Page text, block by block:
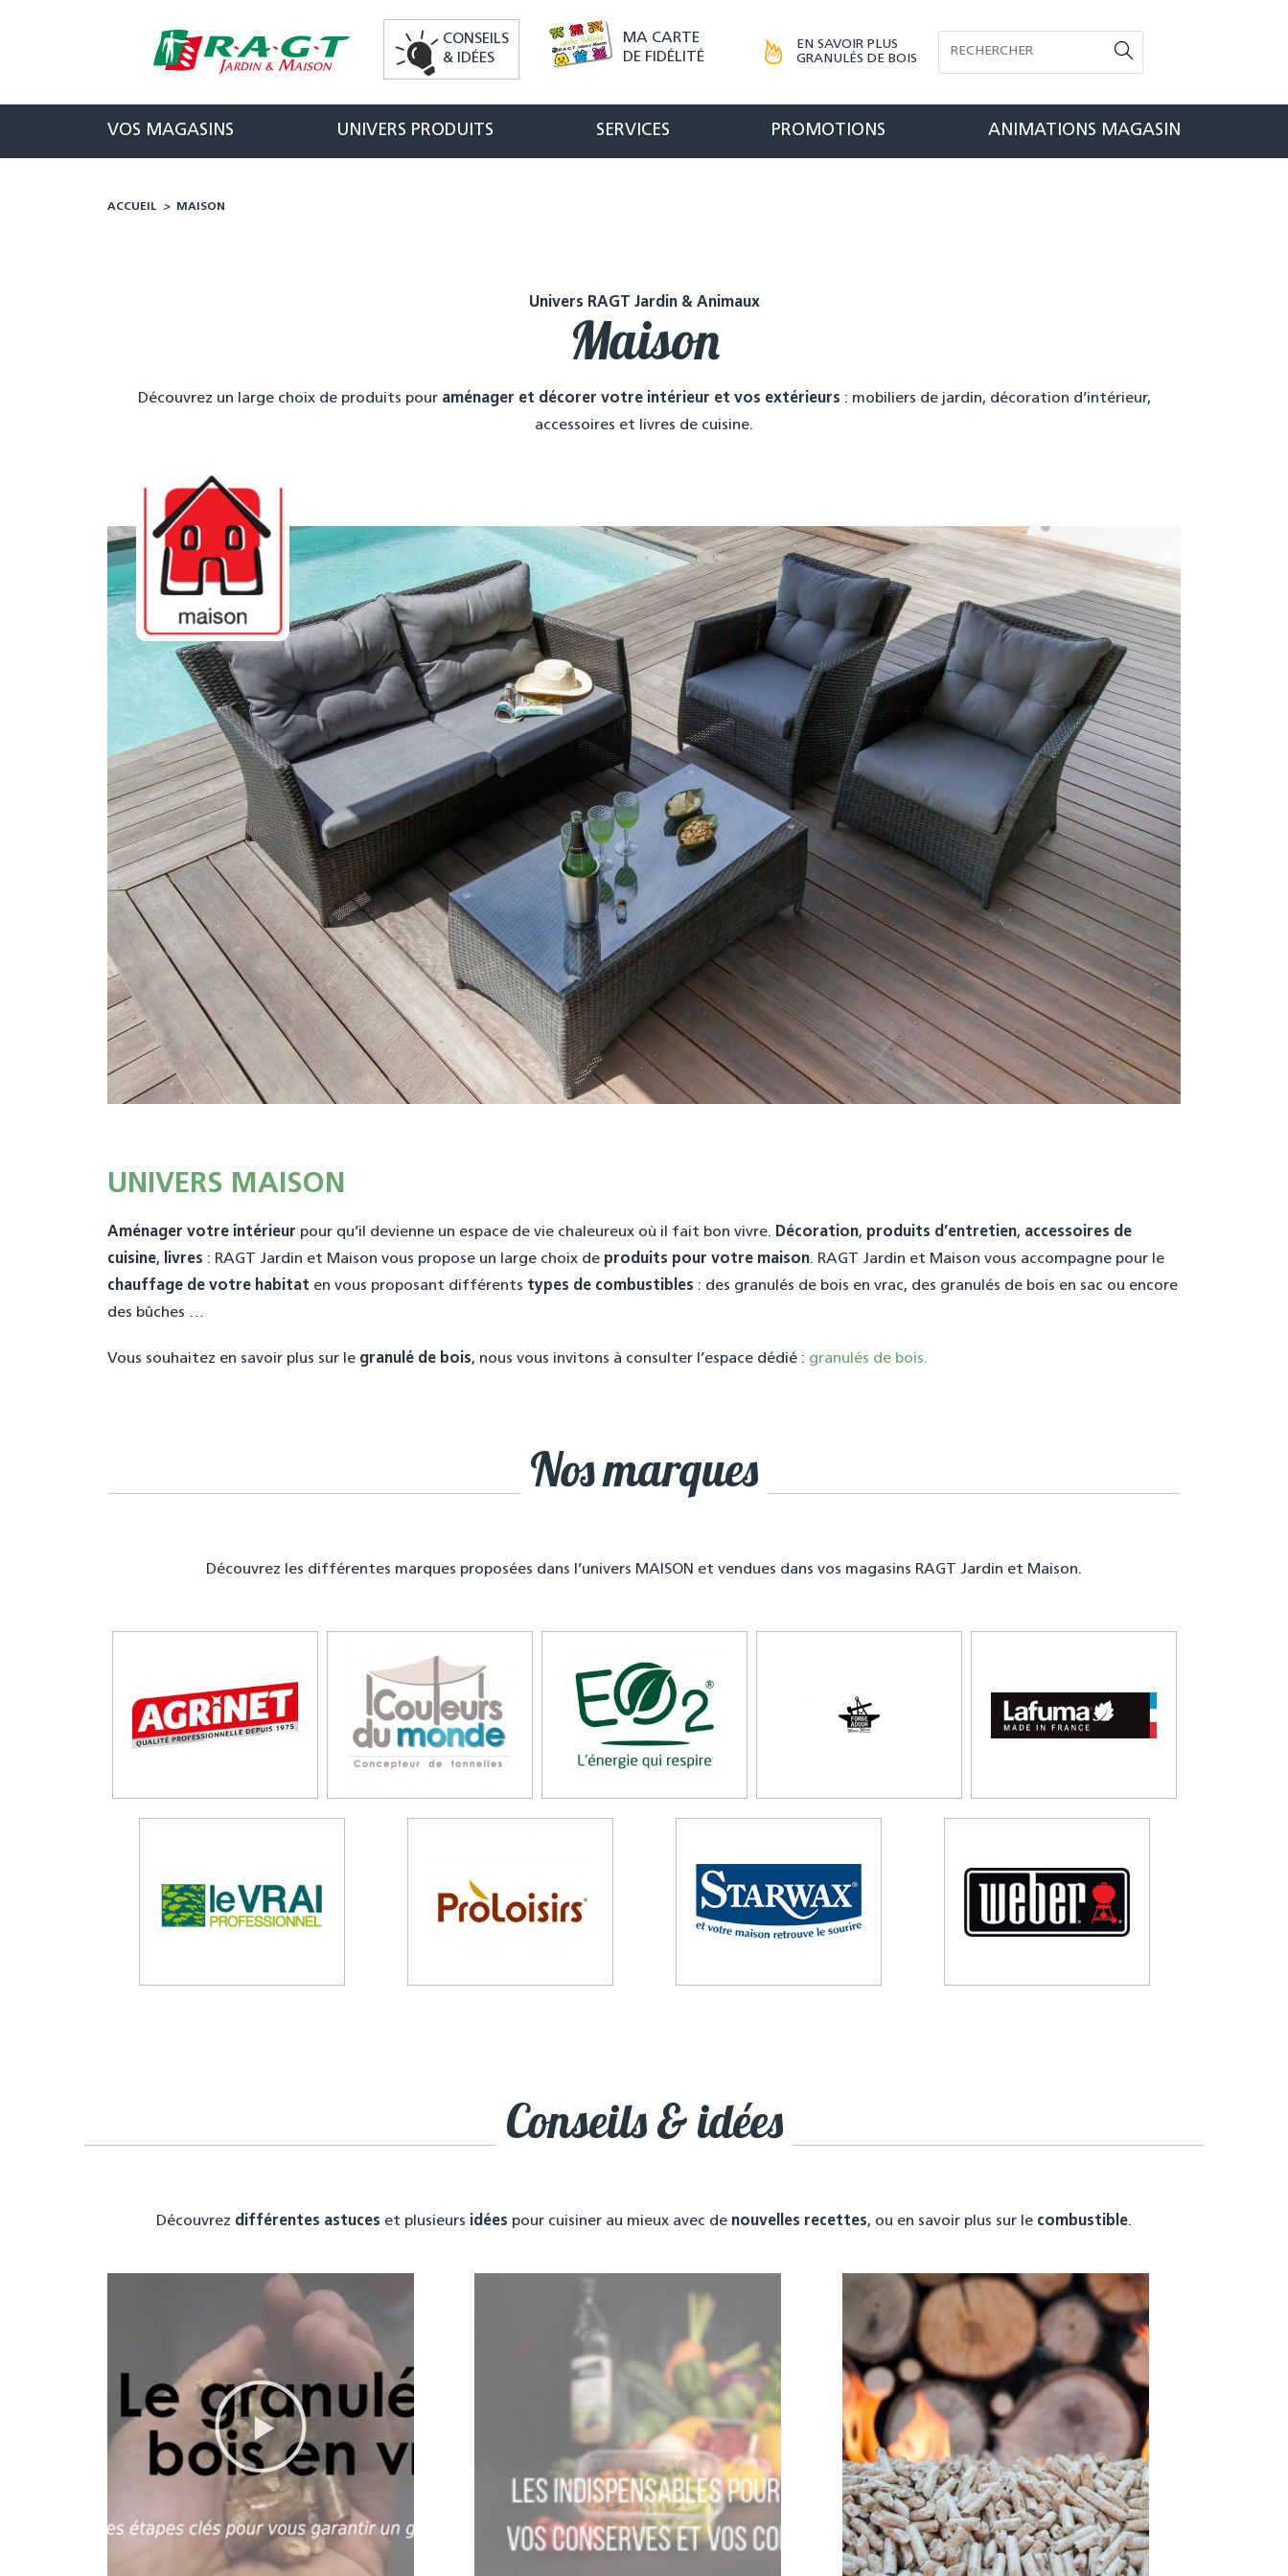
CONSEILS
& IDÉES
MA CARTE
DE FIDÉLITÉ
EN SAVOIR PLUS
GRANULÉS DE BOIS
VOS MAGASINS UNIVERS PRODUITS SERVICES PROMOTIONS ANIMATIONS MAGASIN
ACCUEIL > MAISON
Univers RAGT Jardin & Animaux
Maison
Découvrez un large choix de produits pour aménager et décorer votre intérieur et vos extérieurs : mobiliers de jardin, décoration d’intérieur,
accessoires et livres de cuisine.
UNIVERS MAISON
Aménager votre intérieur pour qu’il devienne un espace de vie chaleureux où il fait bon vivre. Décoration, produits d’entretien, accessoires de
cuisine, livres : RAGT Jardin et Maison vous propose un large choix de produits pour votre maison. RAGT Jardin et Maison vous accompagne pour le
chauffage de votre habitat en vous proposant différents types de combustibles : des granulés de bois en vrac, des granulés de bois en sac ou encore
des bûches …
Vous souhaitez en savoir plus sur le granulé de bois, nous vous invitons à consulter l’espace dédié : granulés de bois.
Nos marques
Découvrez les différentes marques proposées dans l’univers MAISON et vendues dans vos magasins RAGT Jardin et Maison.
Conseils & idées
Découvrez différentes astuces et plusieurs idées pour cuisiner au mieux avec de nouvelles recettes, ou en savoir plus sur le combustible.